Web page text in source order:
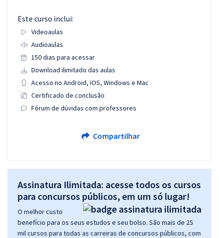
Este curso inclui:
Videoaulas
Audioaulas
150 dias para acessar
Download ilimitado das aulas
Acesso no Android, iOS, Windows e Mac
Certificado de conclusão
Fórum de dúvidas com professores
Compartilhar
Assinatura Ilimitada: acesse todos os cursos
para concursos públicos, em um só lugar!
O melhor custo
benefício para os seus estudos e seu bolso. São mais de 25
mil cursos para todas as carreiras de concursos públicos, com